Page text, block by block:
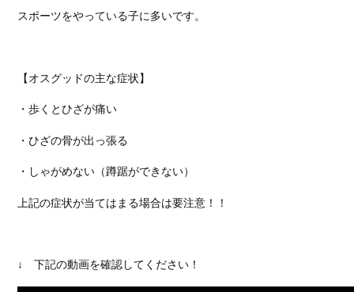
スポーツをやっている子に多いです。
【オスグッドの主な症状】
・歩くとひざが痛い
・ひざの骨が出っ張る
・しゃがめない（蹲踞ができない）
上記の症状が当てはまる場合は要注意！！
↓ 下記の動画を確認してください！